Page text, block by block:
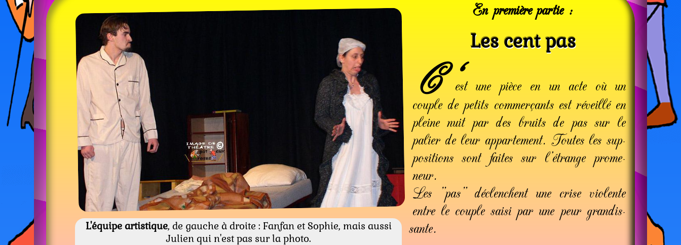
L'équipe artistique, de gauche à droite : Fanfan et Sophie, mais aussi
Julien qui n'est pas sur la photo.
En première partie :
Les cent pas
C'est une pièce en un acte où un
couple de petits commer­çants est ré­veillé en
pleine nuit par des bruits de pas sur le
palier de leur appar­te­ment. Toutes les sup­
po­si­tions sont faites sur l'étrange prome­
neur.
Les "pas" dé­clenchent une crise violente
entre le couple saisi par une peur grandis­
sante.